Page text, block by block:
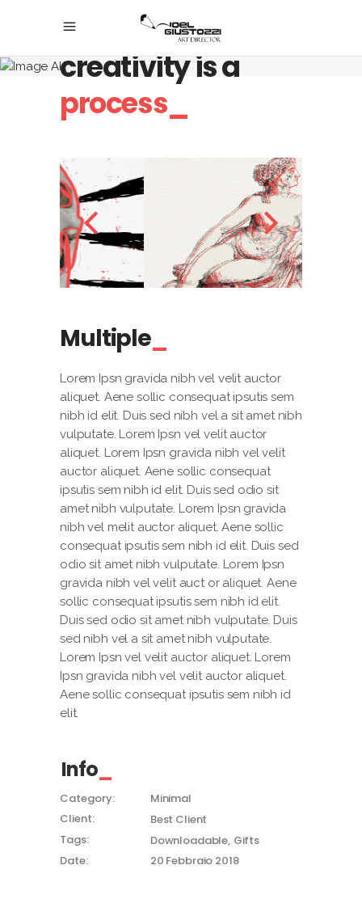
Believe, any
creativity is a
process_
Multiple
Lorem Ipsn gravida nibh vel velit auctor
aliquet. Aene sollic consequat ipsutis sem
nibh id elit. Duis sed nibh vel a sit amet nibh
vulputate. Lorem Ipsn vel velit auctor
aliquet. Lorem Ipsn gravida nibh vel velit
auctor aliquet. Aene sollic consequat
ipsutis sem nibh id elit. Duis sed odio sit
amet nibh vulputate. Lorem Ipsn gravida
nibh vel melit auctor aliquet. Aene sollic
consequat ipsutis sem nibh id elit. Duis sed
odio sit amet nibh vulputate. Lorem Ipsn
gravida nibh vel velit auct or aliquet. Aene
sollic consequat ipsutis sem nibh id elit.
Duis sed odio sit amet nibh vulputate. Duis
sed nibh vel a sit amet nibh vulputate.
Lorem Ipsn vel velit auctor aliquet. Lorem
Ipsn gravida nibh vel velit auctor aliquet.
Aene sollic consequat ipsutis sem nibh id
elit.
Info
Category:
Minimal
Client:
Best Client
Tags:
Downloadable Gifts
Date:
20 Febbraio 2018